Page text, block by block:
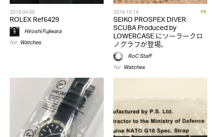
2016.04.09
ROLEX Ref6429
Hiroshi Fujiwara
for Watches
2016.10.14 PR
SEIKO PROSPEX DIVER
SCUBA Produced by
LOWERCASE にソーラークロ
ノグラフが登場。
RoC Staff
for Watches